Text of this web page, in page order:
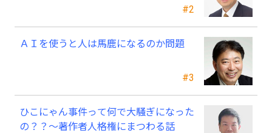
#2
#3
ＡＩを使うと人は馬鹿になるのか問題
ひこにゃん事件って何で大騒ぎになった
の？？～著作者人格権にまつわる話